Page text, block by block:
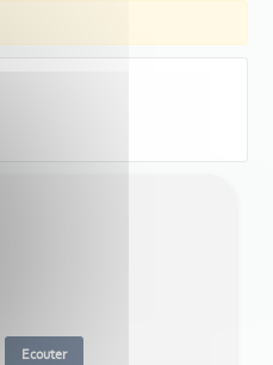
Ecouter